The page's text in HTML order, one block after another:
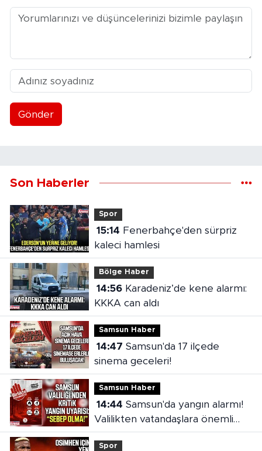
Gönder
Son Haberler
Spor
15:14
kaleci hamlesi
Bölge Haber
14:56Karadeniz’de kene alarmı:
KKKA can aldı
Samsun Haber
14:47
sinema geceleri!
Samsun Haber
14:44
Valilikten vatandaşlara önemli
çağrı
Spor